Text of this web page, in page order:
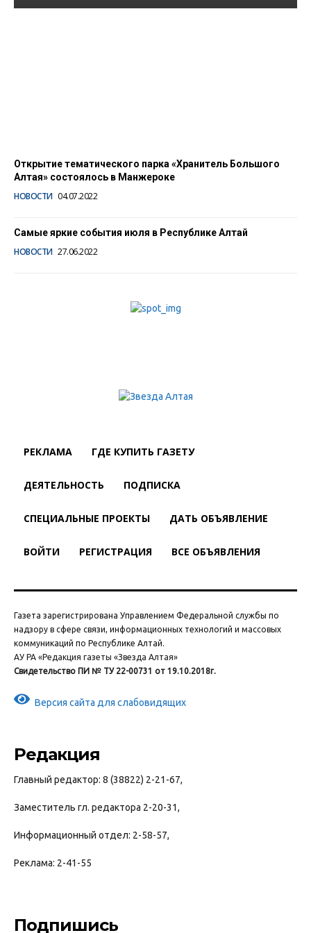
Открытие тематического парка «Хранитель Большого
Алтая» состоялось в Манжероке
НОВОСТИ 04.07.2022
Самые яркие события июля в Республике Алтай
НОВОСТИ 27.06.2022
РЕКЛАМА ГДЕ КУПИТЬ ГАЗЕТУ
ДЕЯТЕЛЬНОСТЬ ПОДПИСКА
СПЕЦИАЛЬНЫЕ ПРОЕКТЫ ДАТЬ ОБЪЯВЛЕНИЕ
ВОЙТИ РЕГИСТРАЦИЯ ВСЕ ОБЪЯВЛЕНИЯ
Газета зарегистрирована Управлением Федеральной службы по
надзору в сфере связи, информационных технологий и массовых
коммуникаций по Республике Алтай.
АУ РА «Редакция газеты «Звезда Алтая»
Свидетельство ПИ № ТУ 22-00731 от 19.10.2018г.
Версия сайта для слабовидящих
Редакция
Главный редактор: 8 (38822) 2-21-67,
Заместитель гл. редактора 2-20-31,
Информационный отдел: 2-58-57,
Реклама: 2-41-55
Подпишись